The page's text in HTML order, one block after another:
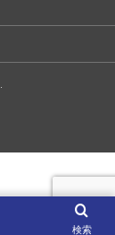
.
検索